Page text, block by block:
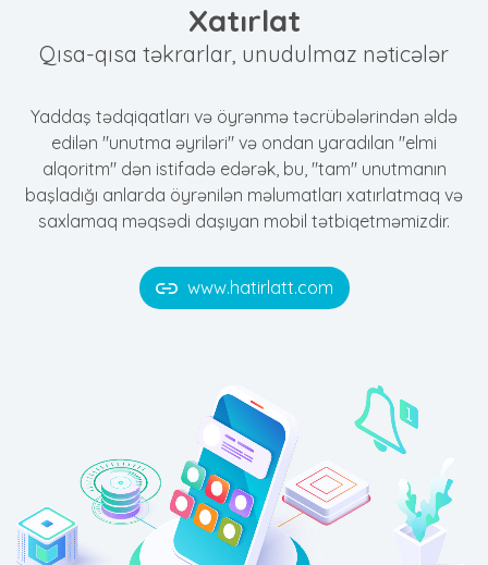
Xatırlat
Qısa-qısa təkrarlar, unudulmaz nəticələr
Yaddaş tədqiqatları və öyrənmə təcrübələrindən əldə
edilən "unutma əyriləri" və ondan yaradılan "elmi
alqoritm" dən istifadə edərək, bu, "tam" unutmanın
başladığı anlarda öyrənilən məlumatları xatırlatmaq və
saxlamaq məqsədi daşıyan mobil tətbiqetməmizdir.
www.hatirlatt.com